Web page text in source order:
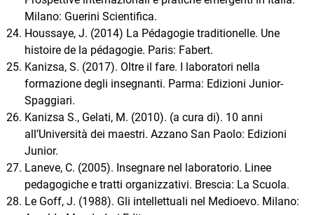
Milano: Guerini Scientifica.
Houssaye, J. (2014) La Pédagogie traditionelle. Une
histoire de la pédagogie. Paris: Fabert.
Kanizsa, S. (2017). Oltre il fare. I laboratori nella
formazione degli insegnanti. Parma: Edizioni Junior-
Spaggiari.
Kanizsa S., Gelati, M. (2010). (a cura di). 10 anni
all’Università dei maestri. Azzano San Paolo: Edizioni
Junior.
Laneve, C. (2005). Insegnare nel laboratorio. Linee
pedagogiche e tratti organizzativi. Brescia: La Scuola.
Le Goff, J. (1988). Gli intellettuali nel Medioevo. Milano: